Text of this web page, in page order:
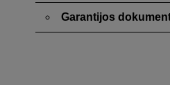
Garantijos